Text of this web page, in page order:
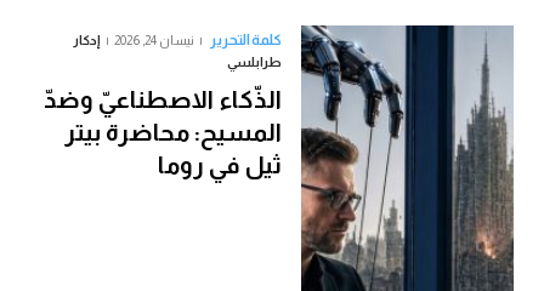
كلمة التحرير نيسان 24, 2026
إدكار
طرابلسي
الذّكاء الاصطناعيّ وضدّ
المسيح: محاضرة بيتر
ثيل في روما